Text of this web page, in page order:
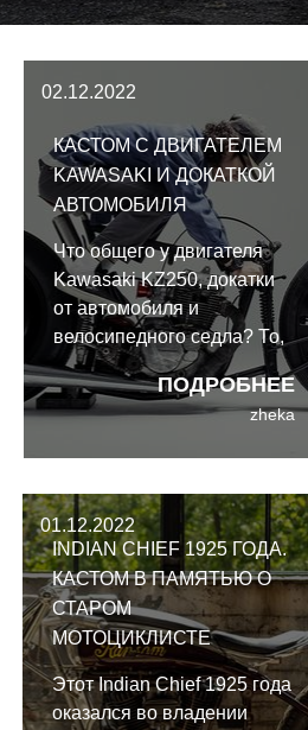
мастера по имени Такуйя Айкава
02.12.2022
КАСТОМ С ДВИГАТЕЛЕМ
KAWASAKI И ДОКАТКОЙ
АВТОМОБИЛЯ
ПОДРОБНЕЕ
Что общего у двигателя
Kawasaki KZ250, докатки
от автомобиля и
велосипедного седла? То,
что все они являются
частью кастома от Валена
Жу, наряду со множеством
zheka
01.12.2022
INDIAN CHIEF 1925 ГОДА.
КАСТОМ В ПАМЯТЬЮ О
СТАРОМ
МОТОЦИКЛИСТЕ
Этот Indian Chief 1925 года
оказался во владении